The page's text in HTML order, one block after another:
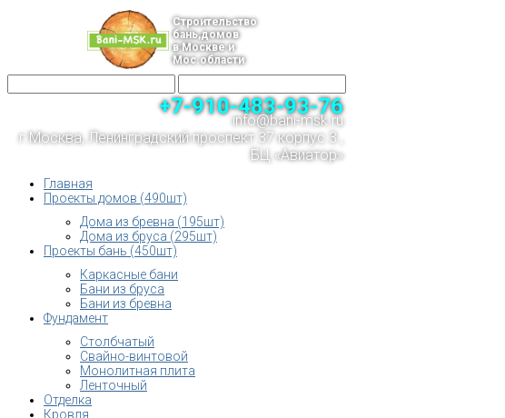
Строительство
бань,домов
в Москве и
Мос.области
+7-910-483-93-76
info@bani-msk.ru
г.Москва, Ленинградский проспект 37 корпус 3 ,
БЦ «Авиатор»
Главная
Проекты домов (490шт)
Дома из бревна (195шт)
Дома из бруса (295шт)
Проекты бань (450шт)
Каркасные бани
Бани из бруса
Бани из бревна
Фундамент
Столбчатый
Свайно-винтовой
Монолитная плита
Ленточный
Отделка
Кровля